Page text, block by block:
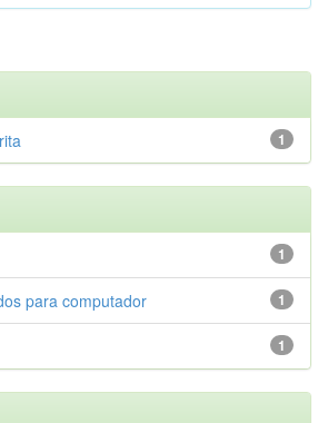
1
1
1
para computador
1